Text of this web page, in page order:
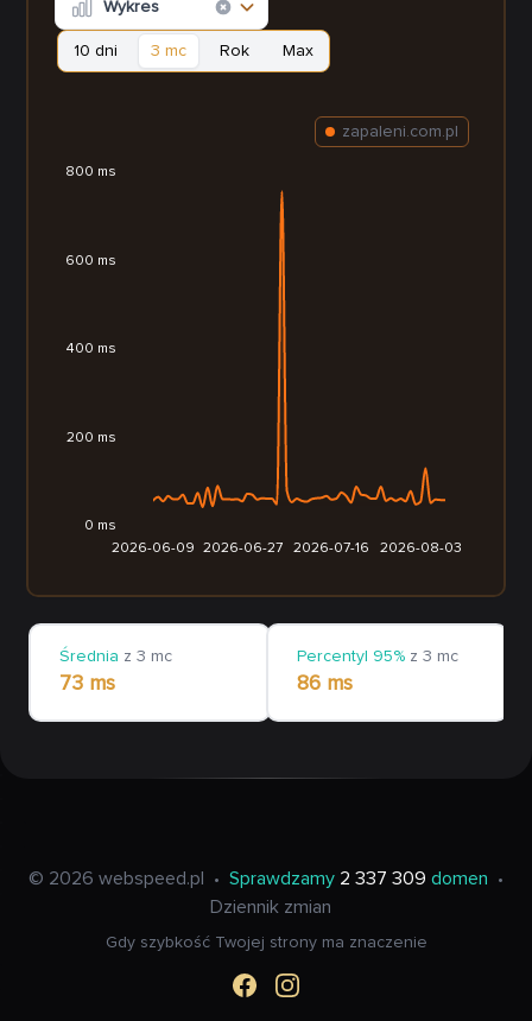
Wykres
10 dni 3 mc Rok Max
2026-06-09 2026-06-27 2026-07-16 2026-08-03
0 ms
200 ms
400 ms
600 ms
800 ms
zapaleni.com.pl
Średnia z 3 mc
73 ms
Percentyl 95% z 3 mc
86 ms
© 2026 webspeed.pl • Sprawdzamy 2 337 309 domen
•
Dziennik zmian
Gdy szybkość Twojej strony ma znaczenie